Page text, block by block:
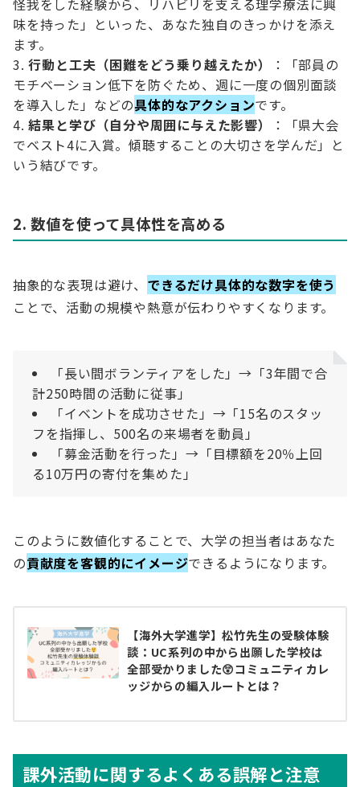
味を持った」といった、あなた独自のきっかけを添え
ます。
行動と工夫（困難をどう乗り越えたか）
：「部員の
モチベーション低下を防ぐため、週に一度の個別面談
を導入した」などの具体的なアクションです。
結果と学び（自分や周囲に与えた影響）
：「県大会
でベスト4に入賞。傾聴することの大切さを学んだ」と
いう結びです。
2. 数値を使って具体性を高める
抽象的な表現は避け、 できるだけ具体的な数字を使う
ことで、活動の規模や熱意が伝わりやすくなります。
「長い間ボランティアをした」→「3年間で合
計250時間の活動に従事」
「イベントを成功させた」→「15名のスタッ
フを指揮し、500名の来場者を動員」
「募金活動を行った」→「目標額を20％上回
る10万円の寄付を集めた」
このように数値化することで、大学の担当者はあなた
の貢献度を客観的にイメージできるようになります。
【海外大学進学】松竹先生の受験体験
談：UC系列の中から出願した学校は
全部受かりました😲コミュニティカレ
ッジからの編入ルートとは？
課外活動に関するよくある誤解と注意